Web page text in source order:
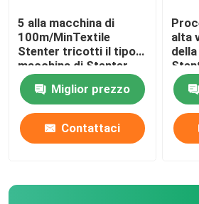
rifinitrice dello stenter
Rilassi la macchina più asciutta
5 alla macchina di
100m/MinTextile
Stenter tricotti il tipo
macchina di Stenter
dell'aria calda del
vaporeMiglior prezzo
Contattaci
alta